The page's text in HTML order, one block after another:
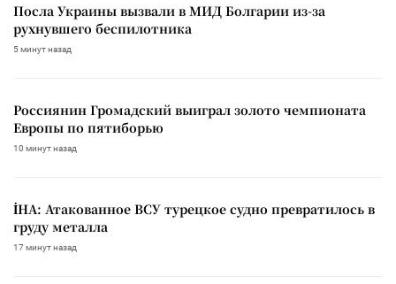
Посла Украины вызвали в МИД Болгарии из-за
рухнувшего беспилотника
5 минут назад
Россиянин Громадский выиграл золото чемпионата
Европы по пятиборью
10 минут назад
İHA: Атакованное ВСУ турецкое судно превратилось в
груду металла
17 минут назад